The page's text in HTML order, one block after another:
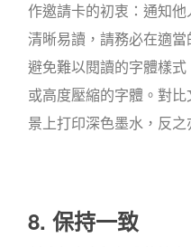
作邀請卡的初衷：通知
清晰易讀，請務必在適
避免難以閱讀的字體樣
或高度壓縮的字體。對
景上打印深色墨水，反之
8. 保持一致